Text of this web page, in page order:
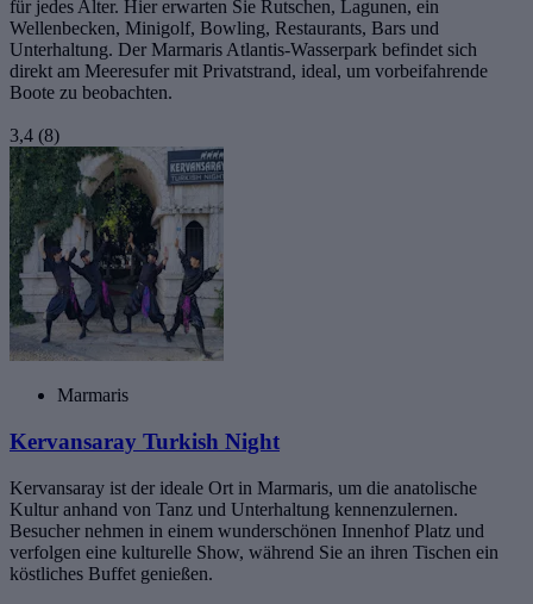
für jedes Alter. Hier erwarten Sie Rutschen, Lagunen, ein
Wellenbecken, Minigolf, Bowling, Restaurants, Bars und
Unterhaltung. Der Marmaris Atlantis-Wasserpark befindet sich
direkt am Meeresufer mit Privatstrand, ideal, um vorbeifahrende
Boote zu beobachten.
3,4 (8)
Marmaris
Kervansaray Turkish Night
Kervansaray ist der ideale Ort in Marmaris, um die anatolische
Kultur anhand von Tanz und Unterhaltung kennenzulernen.
Besucher nehmen in einem wunderschönen Innenhof Platz und
verfolgen eine kulturelle Show, während Sie an ihren Tischen ein
köstliches Buffet genießen.